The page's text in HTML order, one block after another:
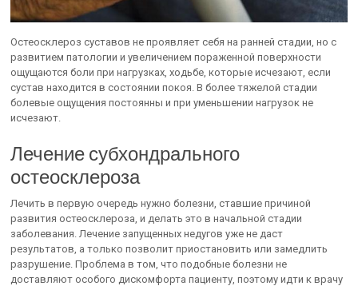
Остеосклероз суставов не проявляет себя на ранней стадии, но с
развитием патологии и увеличением пораженной поверхности
ощущаются боли при нагрузках, ходьбе, которые исчезают, если
сустав находится в состоянии покоя. В более тяжелой стадии
болевые ощущения постоянны и при уменьшении нагрузок не
исчезают.
Лечение субхондрального
остеосклероза
Лечить в первую очередь нужно болезни, ставшие причиной
развития остеосклероза, и делать это в начальной стадии
заболевания. Лечение запущенных недугов уже не даст
результатов, а только позволит приостановить или замедлить
разрушение. Проблема в том, что подобные болезни не
доставляют особого дискомфорта пациенту, поэтому идти к врачу